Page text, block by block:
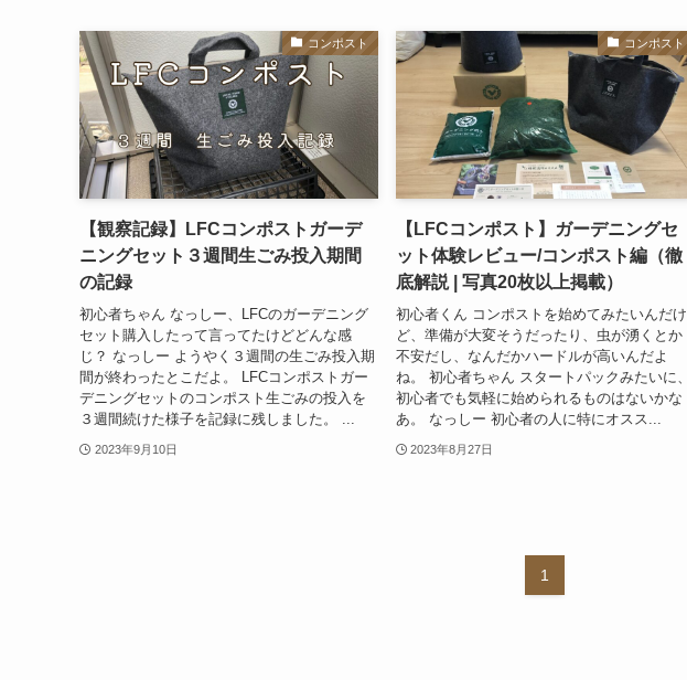
コンポスト
【観察記録】LFCコンポストガーデ
ニングセット３週間生ごみ投入期間
の記録
初心者ちゃん なっしー、LFCのガーデニング
セット購入したって言ってたけどどんな感
じ？ なっしー ようやく３週間の生ごみ投入期
間が終わったとこだよ。 LFCコンポストガー
デニングセットのコンポスト生ごみの投入を
３週間続けた様子を記録に残しました。 ...
2023年9月10日
コンポスト
【LFCコンポスト】ガーデニングセ
ット体験レビュー/コンポスト編（徹
底解説 | 写真20枚以上掲載）
初心者くん コンポストを始めてみたいんだけ
ど、準備が大変そうだったり、虫が湧くとか
不安だし、なんだかハードルが高いんだよ
ね。 初心者ちゃん スタートパックみたいに、
初心者でも気軽に始められるものはないかな
あ。 なっしー 初心者の人に特にオスス...
2023年8月27日
1